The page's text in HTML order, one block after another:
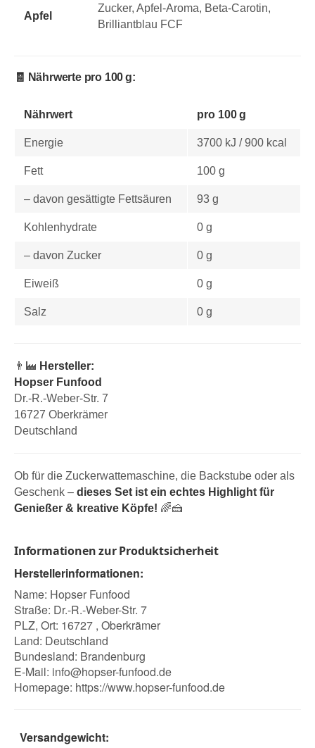
Apfel
Zucker, Apfel-Aroma, Beta-Carotin,
Brilliantblau FCF
🧾 Nährwerte pro 100 g:
Nährwert pro 100 g
Energie 3700 kJ / 900 kcal
Fett 100 g
– davon gesättigte Fettsäuren 93 g
Kohlenhydrate 0 g
– davon Zucker 0 g
Eiweiß 0 g
Salz 0 g
👨‍🏭 Hersteller:
Hopser Funfood
Dr.-R.-Weber-Str. 7
16727 Oberkrämer
Deutschland
Ob für die Zuckerwattemaschine, die Backstube oder als
Geschenk – dieses Set ist ein echtes Highlight für
Genießer & kreative Köpfe! 🌈🍰
Informationen zur Produktsicherheit
Herstellerinformationen:
Name: Hopser Funfood
Straße: Dr.-R.-Weber-Str. 7
PLZ, Ort: 16727 , Oberkrämer
Land: Deutschland
Bundesland: Brandenburg
E-Mail: info@hopser-funfood.de
Homepage: https://www.hopser-funfood.de
Versandgewicht: